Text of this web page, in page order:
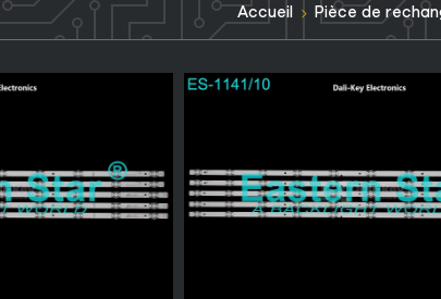
Accueil Pièce de